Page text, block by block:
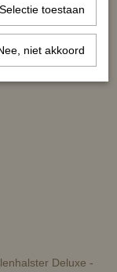
ons
Deluxe -
Selectie toestaan
niet akkoord